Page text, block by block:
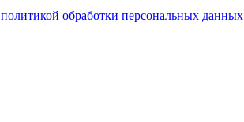
политикой обработки персональных данных